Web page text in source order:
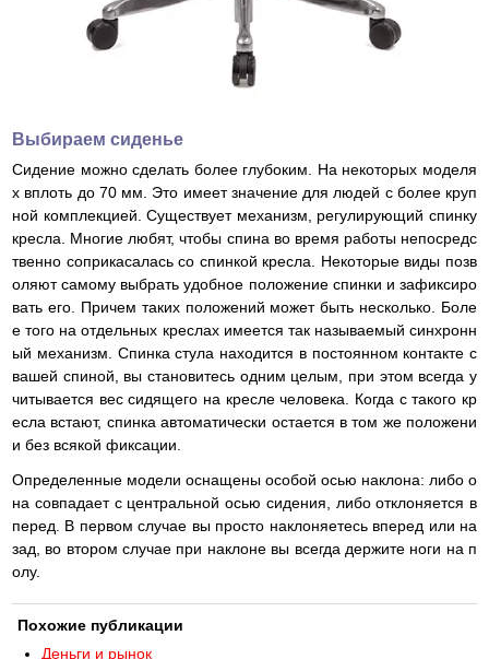
Выбираем сиденье
Сидение можно сделать более глубоким. На некоторых моделя
х вплоть до 70 мм. Это имеет значение для людей с более круп
ной комплекцией. Существует механизм, регулирующий спинку
кресла. Многие любят, чтобы спина во время работы непосредс
твенно соприкасалась со спинкой кресла. Некоторые виды позв
оляют самому выбрать удобное положение спинки и зафиксиро
вать его. Причем таких положений может быть несколько. Боле
е того на отдельных креслах имеется так называемый синхронн
ый механизм. Спинка стула находится в постоянном контакте с
вашей спиной, вы становитесь одним целым, при этом всегда у
читывается вес сидящего на кресле человека. Когда с такого кр
есла встают, спинка автоматически остается в том же положени
и без всякой фиксации.
Определенные модели оснащены особой осью наклона: либо о
на совпадает с центральной осью сидения, либо отклоняется в
перед. В первом случае вы просто наклоняетесь вперед или на
зад, во втором случае при наклоне вы всегда держите ноги на п
олу.
Похожие публикации
Деньги и рынок